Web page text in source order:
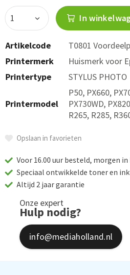
In
Artikelcode
T0801
Printermerk
Huismerk voor
Printertype
STYLUS PHOTO
Printermodel
P50, PX660,
PX730WD,
R265, R285,
Opslaan in favorieten
Voor 16.00 uur besteld, morgen in
Speciaal ontwikkelde toner en
Altijd 2 jaar garantie
Onze expert
Hulp nodig?
info@mediaholland.nl